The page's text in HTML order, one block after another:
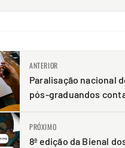
ANTERIOR
Paralisação nacional
pós-graduandos
em PG
PRÓXIMO
8ª edição da Bienal